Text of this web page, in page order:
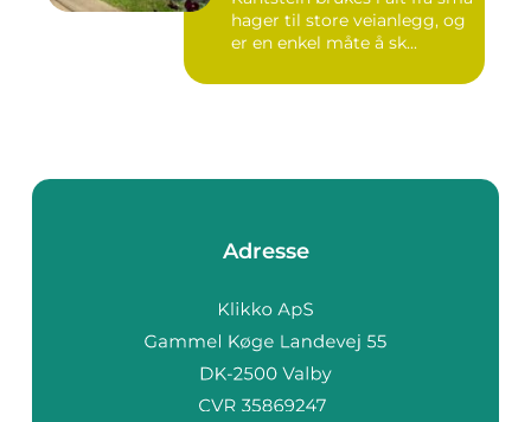
hager til store veianlegg, og
er en enkel måte å sk...
Adresse